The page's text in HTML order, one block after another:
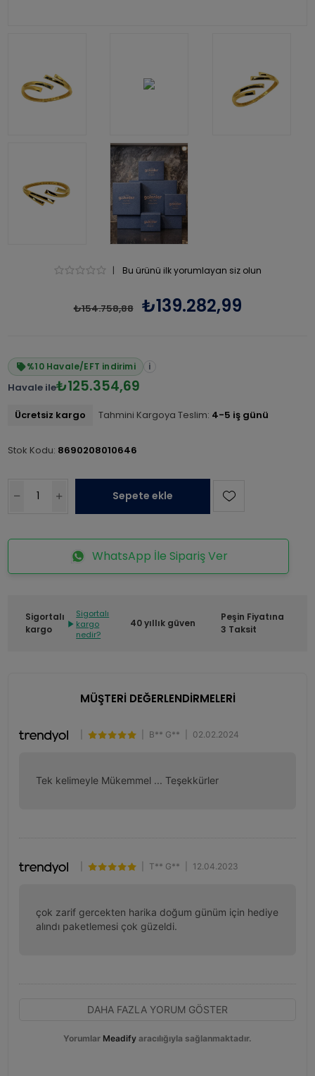
| Bu ürünü ilk yorumlayan siz olun
₺154.758,88 ₺139.282,99
%10 Havale/EFT indirimi i
Havale ile₺125.354,69
Ücretsiz kargo Tahmini Kargoya Teslim: 4-5 iş günü
Stok Kodu: 8690208010646
Sepete ekle
WhatsApp İle Sipariş Ver
Sigortalı
kargo
Sigortalı
kargo
nedir?
40 yıllık güven
Peşin Fiyatına
3 Taksit
MÜŞTERİ DEĞERLENDİRMELERİ
B** G** 02.02.2024
Tek kelimeyle Mükemmel ... Teşekkürler
T** G** 12.04.2023
çok zarif gercekten harika doğum günüm için hediye
alındı paketlemesi çok güzeldi.
DAHA FAZLA YORUM GÖSTER
Yorumlar Meadify aracılığıyla sağlanmaktadır.